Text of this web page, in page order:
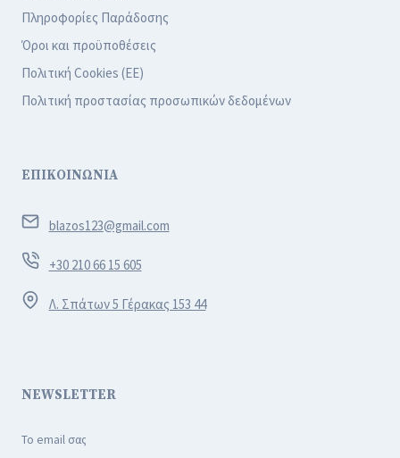
Πληροφορίες Παράδοσης
Όροι και προϋποθέσεις
Πολιτική Cookies (ΕΕ)
Πολιτική προστασίας προσωπικών δεδομένων
ΕΠΙΚΟΙΝΩΝΙΑ
blazos123@gmail.com
+30 210 66 15 605
Λ. Σπάτων 5 Γέρακας 153 44
NEWSLETTER
Το email σας